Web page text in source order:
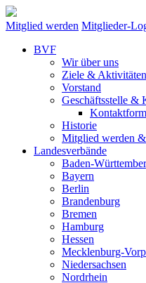
Mitglied werden Mitglieder-
BVF
Wir über uns
Ziele & Aktivitäten
Vorstand
Geschäftsstelle &
Historie
Mitglied werden
Landesverbände
Baden-
Bayern
Berlin
Brandenburg
Bremen
Hamburg
Hessen
Mecklenburg-
Niedersachsen
Nordrhein